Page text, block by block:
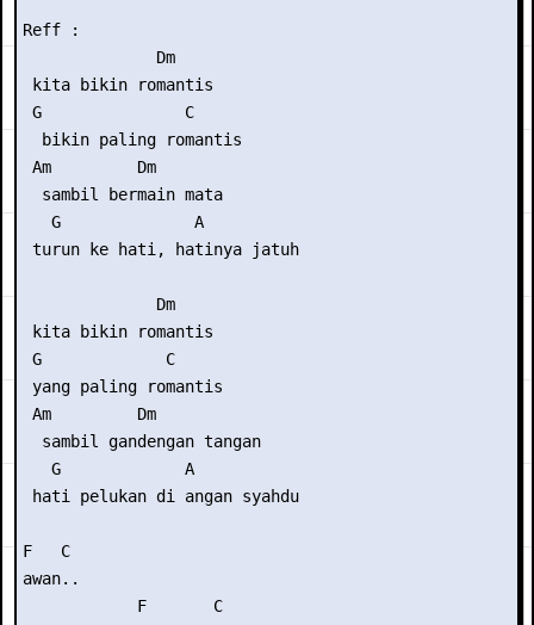
Reff :
              Dm
kita bikin romantis
G               C
  bikin paling romantis
Am         Dm
  sambil bermain mata
   G              A
turun ke hati, hatinya jatuh
              Dm
kita bikin romantis
G             C
yang paling romantis
Am         Dm
  sambil gandengan tangan
   G             A
hati pelukan di angan syahdu
F   C
awan..
            F       C